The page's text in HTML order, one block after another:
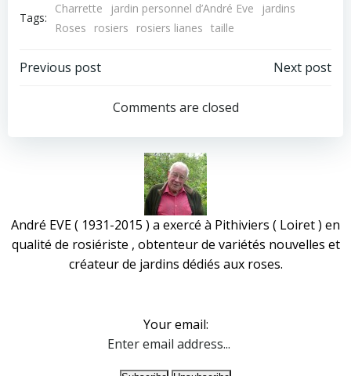
Tags:
Charrette jardin personnel d’André Eve
jardins
Roses
rosiers rosiers lianes taille
Post
navigation
Previous post
navigation
Next post
Comments are closed
André EVE ( 1931-2015 ) a exercé à Pithiviers ( Loiret ) en
qualité de rosiériste , obtenteur de variétés nouvelles et
créateur de jardins dédiés aux roses.
Your email: